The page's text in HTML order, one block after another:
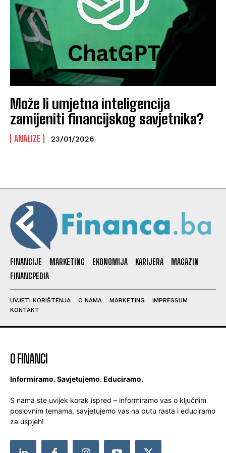
Može li umjetna inteligencija
zamijeniti financijskog savjetnika?
ANALIZE 23/01/2026
FINANCIJE MARKETING EKONOMIJA KARIJERA
MAGAZIN
FINANCPEDIA
UVJETI KORIŠTENJA O NAMA MARKETING
IMPRESSUM
KONTAKT
O FINANCI
Informiramo. Savjetujemo. Educiramo.
S nama ste uvijek korak ispred – informiramo vas o ključnim
poslovnim temama, savjetujemo vas na putu rasta i educiramo
za uspjeh!